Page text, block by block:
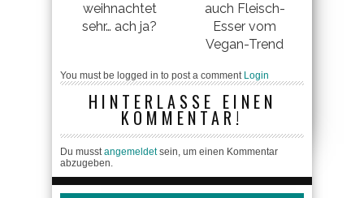
weihnachtet
sehr… ach ja?
auch Fleisch-
Esser vom
Vegan-Trend
You must be logged in to post a comment Login
HINTERLASSE EINEN
KOMMENTAR!
Du musstangemeldetsein, um einen Kommentar
abzugeben.